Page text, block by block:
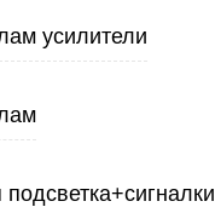
усилители